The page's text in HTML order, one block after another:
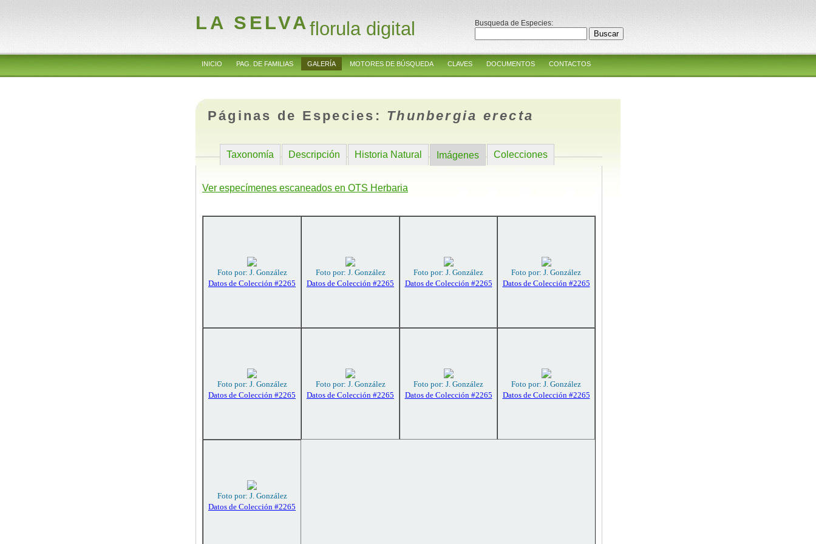
LA SELVAflorula digital Busqueda de Especies:
INICIO PAG. DE FAMILIAS GALERÍA MOTORES DE BÚSQUEDA CLAVES DOCUMENTOS CONTACTOS
Páginas de Especies: Thunbergia erecta
Taxonomía Descripción Historia Natural Imágenes Colecciones
Ver especímenes escaneados en OTS Herbaria
Foto por: J. González
Datos de Colección #2265
Foto por: J. González
Datos de Colección #2265
Foto por: J. González
Datos de Colección #2265
Foto por: J. González
Datos de Colección #2265
Foto por: J. González
Datos de Colección #2265
Foto por: J. González
Datos de Colección #2265
Foto por: J. González
Datos de Colección #2265
Foto por: J. González
Datos de Colección #2265
Foto por: J. González
Datos de Colección #2265